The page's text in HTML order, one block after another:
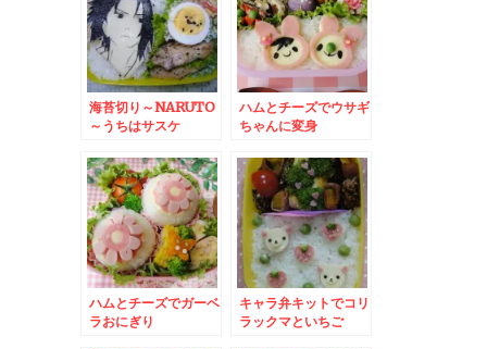
海苔切り～NARUTO
～うちはサスケ
ハムとチーズでウサギ
ちゃんに変身
ハムとチーズでガーベ
ラおにぎり
キャラ弁キットでコリ
ラックマといちご